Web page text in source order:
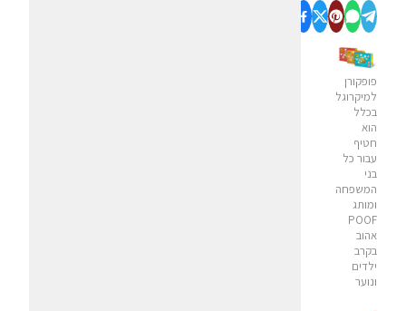
פופקורן
למיקרוגל
בכלל
הוא
חטיף
עבור כל
בני
המשפחה
ומותג
POOF
אהוב
בקרב
ילדים
ונוער